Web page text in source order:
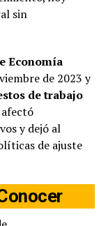
sin
Economía
de 2023 y
de trabajo
y dejó al
de ajuste